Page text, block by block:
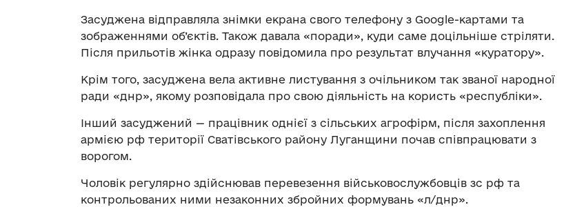
Засуджена відправляла знімки екрана свого телефону з Google-картами та
зображеннями об’єктів. Також давала «поради», куди саме доцільніше стріляти.
Після прильотів жінка одразу повідомила про результат влучання «куратору».
Крім того, засуджена вела активне листування з очільником так званої народної
ради «днр», якому розповідала про свою діяльність на користь «республіки».
Інший засуджений — працівник однієї з сільських агрофірм, після захоплення
армією рф території Сватівського району Луганщини почав співпрацювати з
ворогом.
Чоловік регулярно здійснював перевезення військовослужбовців зс рф та
контрольованих ними незаконних збройних формувань «л/днр».